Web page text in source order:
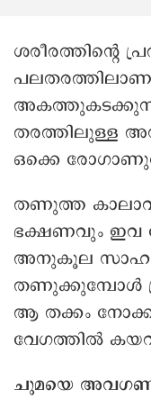
ശരീരത്തിന്റെ
തരത്തിലുള്ള
ഒക്കെ
തണുത്ത
ഭക്ഷണവും ഇവ
അനുകൂല
തണുക്കുമ്പോൾ
ആ തക്കം
വേഗത്തിൽ
ചുമയെ